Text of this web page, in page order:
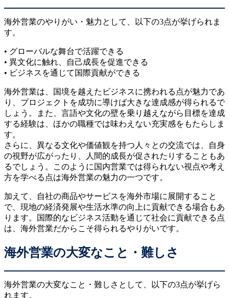
海外営業のやりがい・魅力として、以下の3点が挙げられま
す。
• グローバルな舞台で活躍できる
• 異文化に触れ、自己成長を促進できる
• ビジネスを通じて国際貢献ができる
海外営業は、国境を越えたビジネスに携われる点が魅力であ
り、プロジェクトを成功に導けば大きな達成感が得られるで
しょう。また、言語や文化の壁を乗り越えながら目標を達成
する経験は、ほかの職種では味わえない充実感をもたらしま
す。
さらに、異なる文化や価値観を持つ人々との交流では、自身
の視野が広がったり、人間的成長が促されたりすることもあ
るでしょう。このように国内営業では得られない視点や考え
方を学べる点は海外営業の魅力の一つです。
加えて、自社の商品やサービスを海外市場に展開すること
で、現地の経済発展や生活水準の向上に貢献できる場合もあ
ります。国際的なビジネス活動を通じて社会に貢献できる点
は、海外営業だからこそ得られるやりがいです。
海外営業の大変なこと・難しさ
海外営業の大変なこと・難しさとして、以下の3点が挙げら
れます。